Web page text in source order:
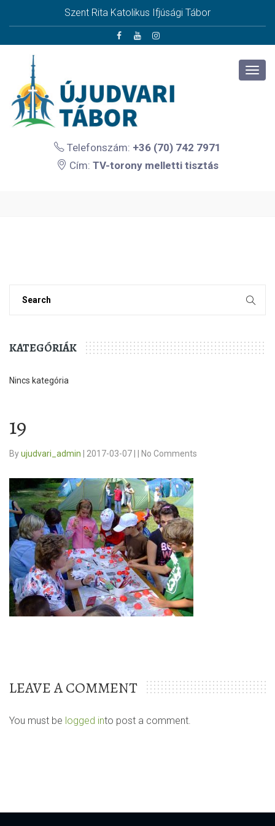
Szent Rita Katolikus Ifjúsági Tábor
Telefonszám: +36 (70) 742 7971
Cím: TV-torony melletti tisztás
KATEGÓRIÁK
Nincs kategória
19
Byujudvari_admin 2017-03-07 No Comments
LEAVE A COMMENT
You must be logged into post a comment.